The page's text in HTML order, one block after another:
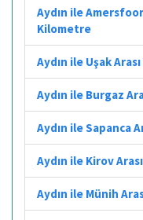
Aydın ile
Kilometre
Aydın ile Uşak
Aydın ile Burgaz
Aydın ile Sapanca
Aydın ile Kirov
Aydın ile Münih